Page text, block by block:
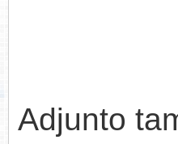
Adjunto